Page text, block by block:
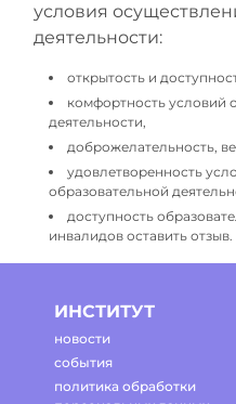
условия
деятельности:
открытость и
комфортность условий
деятельности,
доброжелательность,
удовлетворенность
образовательной
доступность
инвалидов оставить отзыв.
ИНСТИТУТ
новости
события
политика обработки